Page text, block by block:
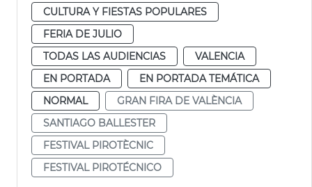
CULTURA Y FIESTAS POPULARES
FERIA DE JULIO
TODAS LAS AUDIENCIAS
VALENCIA
EN PORTADA
EN PORTADA TEMÁTICA
NORMAL
GRAN FIRA DE VALÈNCIA
SANTIAGO BALLESTER
FESTIVAL PIROTÈCNIC
FESTIVAL PIROTÉCNICO